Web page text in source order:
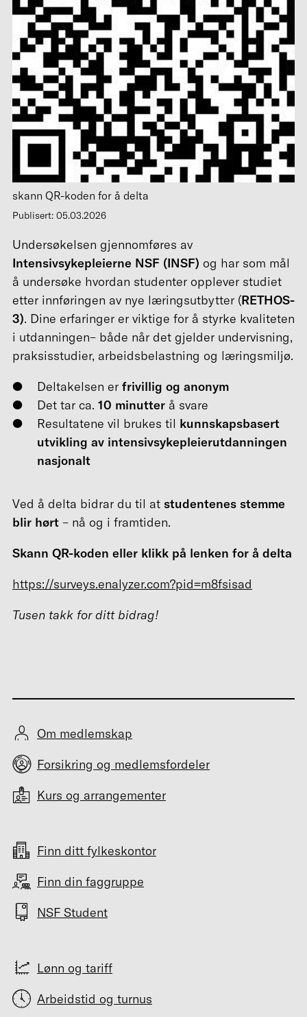
skann QR-koden for å delta
Publisert: 05.03.2026
Undersøkelsen gjennomføres av
Intensivsykepleierne NSF (INSF) og har som mål
å undersøke hvordan studenter opplever studiet
etter innføringen av nye læringsutbytter (RETHOS-
3). Dine erfaringer er viktige for å styrke kvaliteten
i utdanningen– både når det gjelder undervisning,
praksisstudier, arbeidsbelastning og læringsmiljø.
Deltakelsen er frivillig og anonym
Det tar ca. 10 minutter å svare
Resultatene vil brukes til kunnskapsbasert
utvikling av intensivsykepleierutdanningen
nasjonalt
Ved å delta bidrar du til at studentenes stemme
blir hørt – nå og i framtiden.
Skann QR-koden eller klikk på lenken for å delta
https://surveys.enalyzer.com?pid=m8fsisad
Tusen takk for ditt bidrag!
Om medlemskap
Forsikring og medlemsfordeler
Kurs og arrangementer
Finn ditt fylkeskontor
Finn din faggruppe
NSF Student
Lønn og tariff
Arbeidstid og turnus